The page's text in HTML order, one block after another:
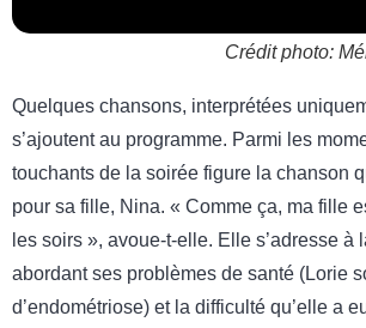
Crédit photo:
Quelques chansons, interprétées
s’ajoutent au programme. Parmi les
touchants de la soirée figure la chanson
pour sa fille, Nina. « Comme ça, ma fille
les soirs », avoue-t-elle. Elle s’adresse à
abordant ses problèmes de santé (Lorie
d’endométriose) et la difficulté qu’elle a